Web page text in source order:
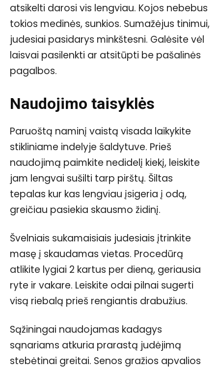
atsikelti darosi vis lengviau. Kojos nebebus
tokios medinės, sunkios. Sumažėjus tinimui,
judesiai pasidarys minkštesni. Galėsite vėl
laisvai pasilenkti ar atsitūpti be pašalinės
pagalbos.
Naudojimo taisyklės
Paruoštą naminį vaistą visada laikykite
stikliniame indelyje šaldytuve. Prieš
naudojimą paimkite nedidelį kiekį, leiskite
jam lengvai sušilti tarp pirštų. Šiltas
tepalas kur kas lengviau įsigeria į odą,
greičiau pasiekia skausmo židinį.
Švelniais sukamaisiais judesiais įtrinkite
masę į skaudamas vietas. Procedūrą
atlikite lygiai 2 kartus per dieną, geriausia
ryte ir vakare. Leiskite odai pilnai sugerti
visą riebalą prieš rengiantis drabužius.
Sąžiningai naudojamas kadagys
sąnariams atkuria prarastą judėjimą
stebėtinai greitai. Senos gražios apvalios